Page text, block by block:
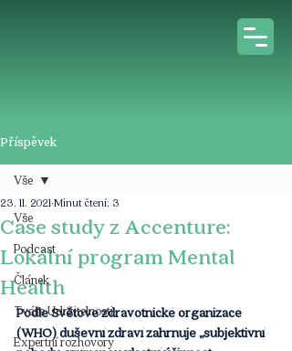
Příspěvek
Vše
Podcast
Článek
Tváře Udržitelnosti
Expertní rozhovory
Vše
Case study z Accenture:
Lokální program Mental
Health
23. 11. 2021 Minut čtení: 3
Podle Světové zdravotnické organizace
(WHO) duševní zdraví zahrnuje „subjektivní